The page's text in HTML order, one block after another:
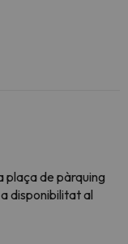
de pàrquing
disponibilitat al